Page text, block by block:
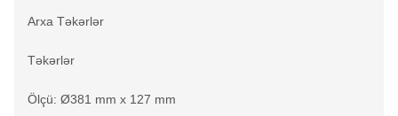
Arxa Təkərlər
Təkərlər
Ölçü: Ø381 mm x 127 mm